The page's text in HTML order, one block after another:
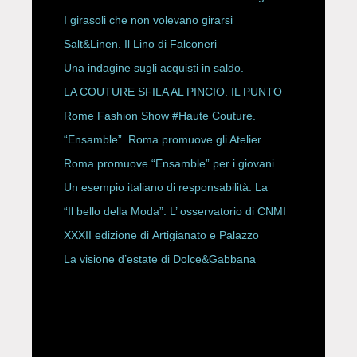
ESPY Awards 2026
I girasoli che non volevano girarsi
Salt&Linen. Il Lino di Falconeri
Una indagine sugli acquisti in saldo.
LA COUTURE SFILA AL PINCIO. IL PUNTO
CON ALESSANDRO ONORATO E
ROBERTA ANGELILLI
Rome Fashion Show #Haute Couture.
“Ensamble”. Roma promuove gli Atelier
Storici
Roma promuove “Ensamble” per i giovani
Un esempio italiano di responsabilità. La
Rete Slow Fiber
“Il bello della Moda”. L’ osservatorio di CNMI
XXXII edizione di Artigianato e Palazzo
La visione d’estate di Dolce&Gabbana